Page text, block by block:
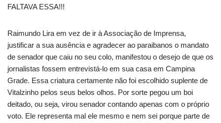
FALTAVA ESSA!!!
Raimundo Lira em vez de ir à Associação de Imprensa,
justificar a sua ausência e agradecer ao paraibanos o mandato
de senador que caiu no seu colo, manifestou o desejo de que os
jornalistas fossem entrevistá-lo em sua casa em Campina
Grade. Essa criatura certamente não foi escolhido suplente de
Vitalzinho pelos seus belos olhos. Por sorte pegou um boi
deitado, ou seja, virou senador contando apenas com o próprio
voto. Ele representa mal ele mesmo e nem sei porque parte de